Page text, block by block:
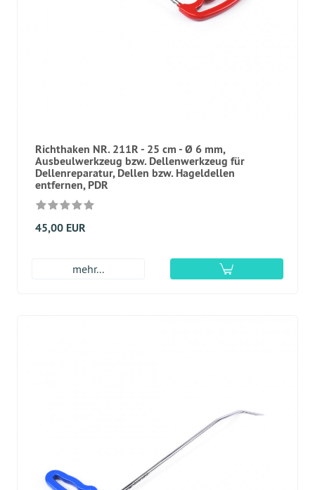
Richthaken NR. 211R - 25 cm - Ø 6 mm,
Ausbeulwerkzeug bzw. Dellenwerkzeug für
Dellenreparatur, Dellen bzw. Hageldellen
entfernen, PDR
45,00 EUR
mehr...